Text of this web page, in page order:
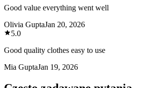
Good value everything went well
Olivia GuptaJan 20, 2026
5.0
Good quality clothes easy to use
Mia GuptaJan 19, 2026